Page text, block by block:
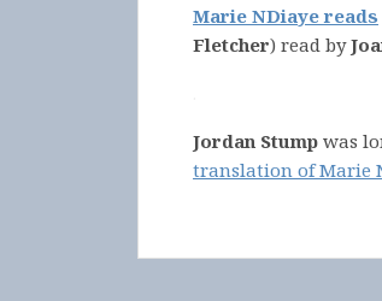
Marie NDiaye reads
Fletcher) read by
Jordan Stump was
translation of Marie